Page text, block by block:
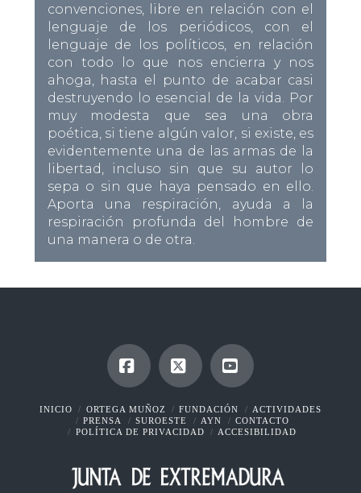
convenciones, libre en relación con el
lenguaje de los periódicos, con el
lenguaje de los políticos, en relación
con todo lo que nos encierra y nos
ahoga, hasta el punto de acabar casi
destruyendo lo esencial de la vida. Por
muy modesta que sea una obra
poética, si tiene algún valor, si existe, es
evidentemente una de las armas de la
libertad, incluso sin que su autor lo
sepa o sin que haya pensado en ello.
Aporta una respiración, ayuda a la
respiración profunda del hombre de
una manera o de otra.
Facebook
X YouTube
INICIO ORTEGA MUÑOZ FUNDACIÓN
ACTIVIDADES
PRENSA
SUROESTE AYN
CONTACTO
POLÍTICA DE PRIVACIDAD
ACCESIBILIDAD